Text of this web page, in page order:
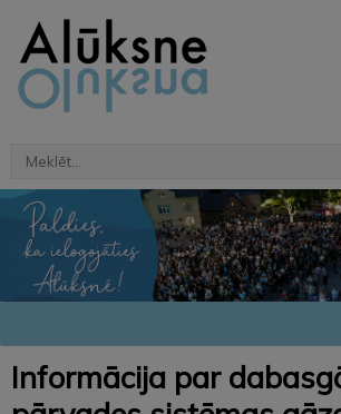
Informācija par